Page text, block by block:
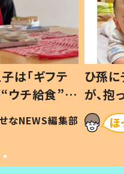
歳じいじ
孫の反応に
愛くて仕方な
せなNEWS編集部